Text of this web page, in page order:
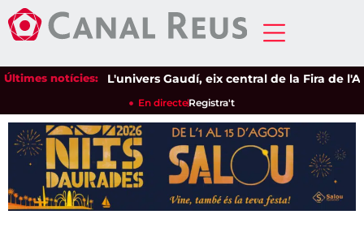
Últimes notícies:L'univers Gaudí, eix central de la Fira de
En directeRegistra't